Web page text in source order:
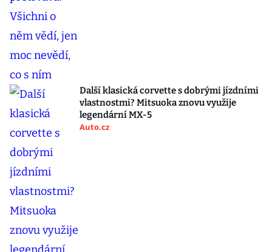
Další klasická corvette s dobrými jízdními
vlastnostmi? Mitsuoka znovu využije
legendární MX-5
Auto.cz